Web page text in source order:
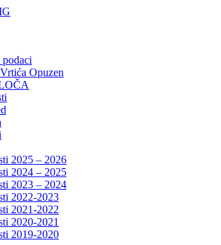
Opuzen
2025 – 2026
2024 – 2025
2023 – 2024
2022-2023
2021-2022
2020-2021
2019-2020